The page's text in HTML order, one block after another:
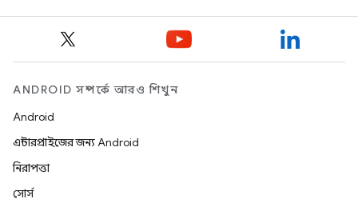
ANDROID সম্পর্কে আরও শিখুন
Android
এন্টারপ্রাইজের জন্য Android
নিরাপত্তা
সোর্স